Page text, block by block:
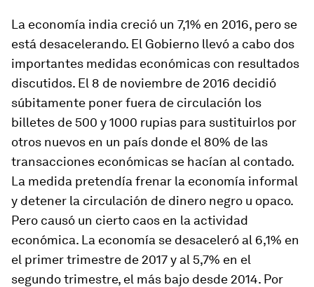
La economía india creció un 7,1% en 2016, pero se
está desacelerando. El Gobierno llevó a cabo dos
importantes medidas económicas con resultados
discutidos. El 8 de noviembre de 2016 decidió
súbitamente poner fuera de circulación los
billetes de 500 y 1000 rupias para sustituirlos por
otros nuevos en un país donde el 80% de las
transacciones económicas se hacían al contado.
La medida pretendía frenar la economía informal
y detener la circulación de dinero negro u opaco.
Pero causó un cierto caos en la actividad
económica. La economía se desaceleró al 6,1% en
el primer trimestre de 2017 y al 5,7% en el
segundo trimestre, el más bajo desde 2014. Por